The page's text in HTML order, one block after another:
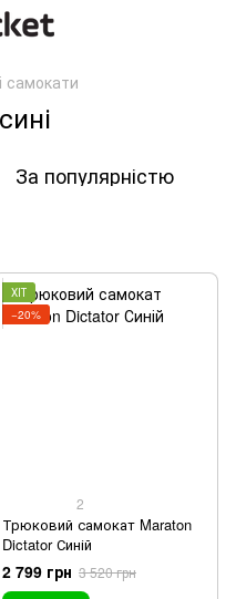
самокати
За популярністю
ХІТ
−20%
2
Трюковий самокат Maraton
Dictator Синій
2 799 грн 3 520 грн